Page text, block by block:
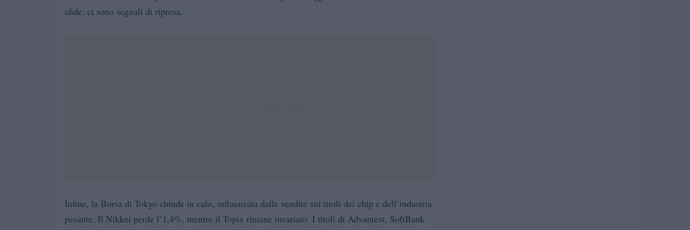
sfide, ci sono segnali di ripresa.
Infine, la Borsa di Tokyo chiude in calo, influenzata dalle vendite sui titoli dei chip e dell’industria
pesante. Il Nikkei perde l’1,4%, mentre il Topix rimane invariato. I titoli di Advantest, SoftBank